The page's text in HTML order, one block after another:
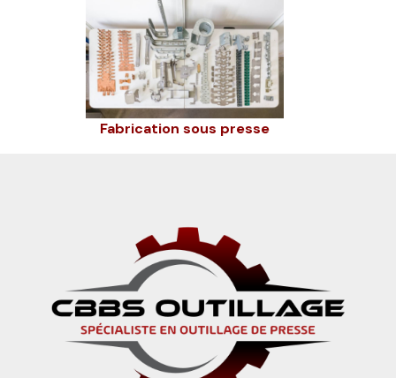
Fabrication sous presse